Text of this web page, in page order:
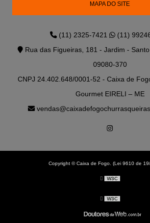
MAPA DO SITE
(11) 2325-7421
(11)
Rua das Figueiras, 181 - Jardim - Santo
09080-370
CNPJ 24.402.648/0001-52 - Caixa de
Gourmet EIRELI – ME
Copyright © Caixa de Fogo. (Lei 9610 de
W3C
W3C